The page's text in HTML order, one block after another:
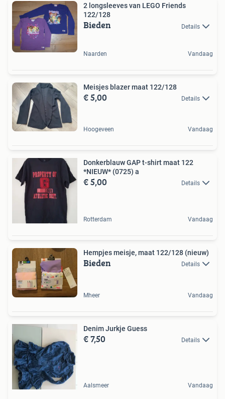
2 longsleeves van LEGO Friends
122/128
Bieden Details
Naarden Vandaag
Meisjes blazer maat 122/128
€ 5,00 Details
Hoogeveen Vandaag
Donkerblauw GAP t-shirt maat 122
*NIEUW* (0725) a
€ 5,00 Details
Rotterdam Vandaag
Hempjes meisje, maat 122/128 (nieuw)
Bieden Details
Mheer Vandaag
Denim Jurkje Guess
€ 7,50 Details
Aalsmeer Vandaag